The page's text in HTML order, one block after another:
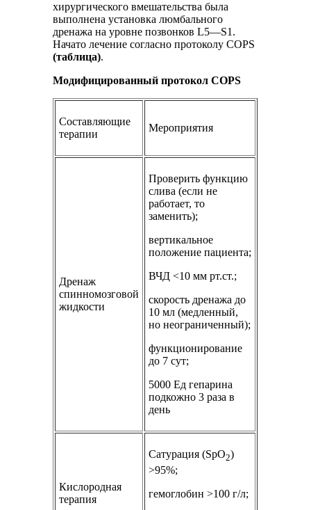
хирургического вмешательства была
выполнена установка люмбального
дренажа на уровне позвонков L5—S1.
Начато лечение согласно протоколу COPS
(таблица).
Модифицированный протокол COPS
Составляющие
терапии
Мероприятия
Дренаж
спинномозговой
жидкости
Проверить функцию
слива (если не
работает, то
заменить);
вертикальное
положение пациента;
ВЧД <10 мм рт.ст.;
скорость дренажа до
10 мл (медленный,
но неограниченный);
функционирование
до 7 сут;
5000 Ед гепарина
подкожно 3 раза в
день
Кислородная
терапия
Сатурация (SpO2)
>95%;
гемоглобин >100 г/л;